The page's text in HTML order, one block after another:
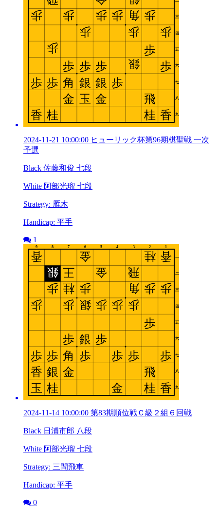
2024-11-21 10:00:00 ヒューリック杯第96期棋聖戦 一次
予選
Black 佐藤和俊 七段
White 阿部光瑠 七段
Strategy: 雁木
Handicap: 平手
1
2024-11-14 10:00:00 第83期順位戦Ｃ級２組６回戦
Black 日浦市郎 八段
White 阿部光瑠 七段
Strategy: 三間飛車
Handicap: 平手
0